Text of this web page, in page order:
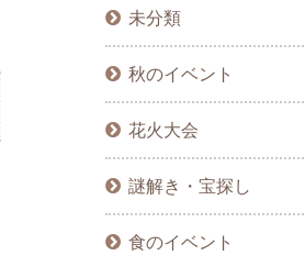
未分類
秋のイベント
花火大会
謎解き・宝探し
食のイベント